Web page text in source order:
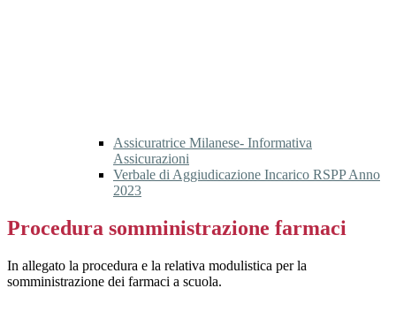
Assicuratrice Milanese- Informativa
Assicurazioni
Verbale di Aggiudicazione Incarico RSPP Anno
2023
Procedura somministrazione farmaci
In allegato la procedura e la relativa modulistica per la
somministrazione dei farmaci a scuola.